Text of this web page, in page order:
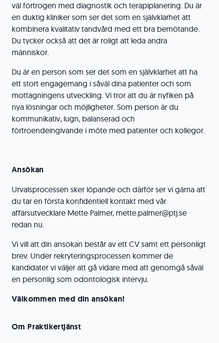
väl förtrogen med diagnostik och terapiplanering. Du är
en duktig kliniker som ser det som en självklarhet att
kombinera kvalitativ tandvård med ett bra bemötande.
Du tycker också att det är roligt att leda andra
människor.
Du är en person som ser det som en självklarhet att ha
ett stort engagemang i såväl dina patienter och som
mottagningens utveckling. Vi tror att du är nyfiken på
nya lösningar och möjligheter. Som person är du
kommunikativ, lugn, balanserad och
förtroendeingivande i möte med patienter och kollegor.
Ansökan
Urvalsprocessen sker löpande och därför ser vi gärna att
du tar en första konfidentiell kontakt med vår
affärsutvecklare Mette Palmer, mette.palmer@ptj.se
redan nu.
Vi vill att din ansökan består av ett CV samt ett personligt
brev. Under rekryteringsprocessen kommer de
kandidater vi väljer att gå vidare med att genomgå såväl
en personlig som odontologisk intervju.
Välkommen med din ansökan!
Om Praktikertjänst